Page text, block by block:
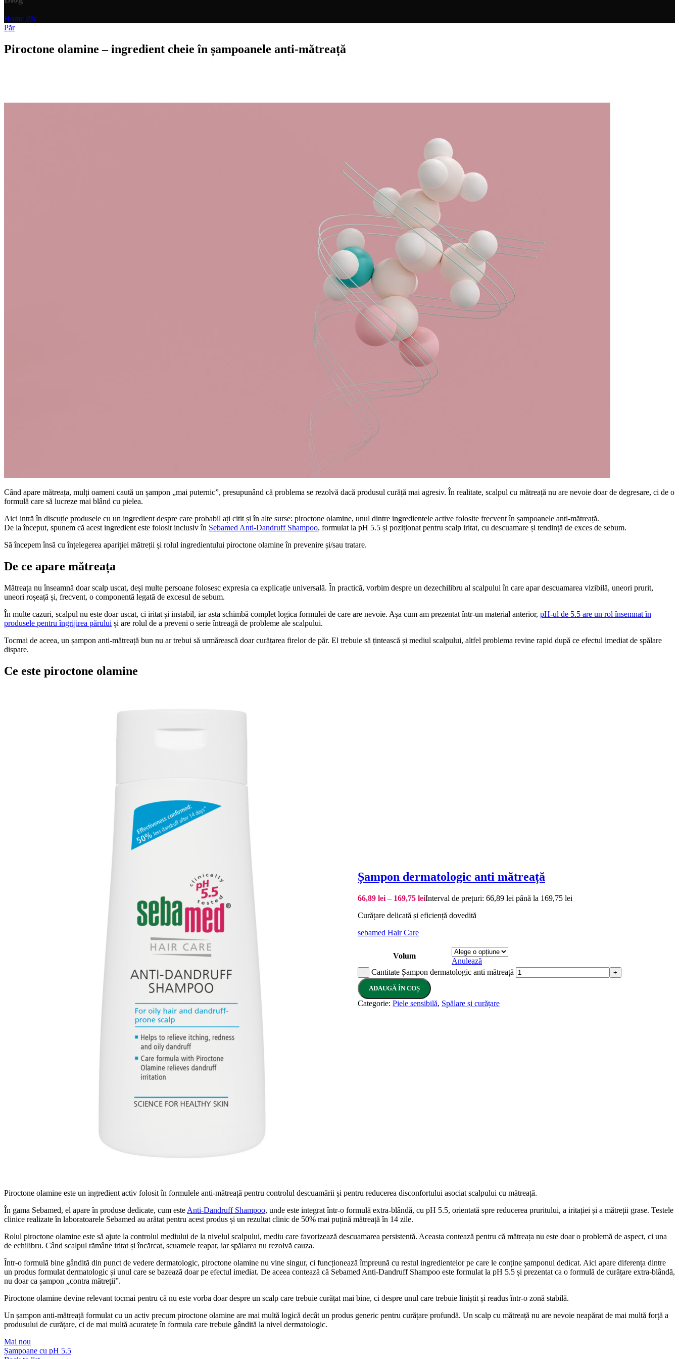
Home Păr
Păr
Piroctone olamine – ingredient cheie în șampoanele anti-mătreață
Când apare mătreața, mulți oameni caută un șampon „mai puternic”, presupunând că problema se rezolvă dacă produsul curăță mai agresiv. În realitate, scalpul cu mătreață nu are nevoie doar de degresare, ci de o
formulă care să lucreze mai blând cu pielea.
Aici intră în discuție produsele cu un ingredient despre care probabil ați citit și în alte surse: piroctone olamine, unul dintre ingredientele active folosite frecvent în șampoanele anti-mătreață.
De la început, spunem că acest ingredient este folosit inclusiv în Sebamed Anti-Dandruff Shampoo, formulat la pH 5.5 și poziționat pentru scalp iritat, cu descuamare și tendință de exces de sebum.
Să începem însă cu înțelegerea apariției mătreții și rolul ingredientului piroctone olamine în prevenire și/sau tratare.
De ce apare mătreața
Mătreața nu înseamnă doar scalp uscat, deși multe persoane folosesc expresia ca explicație universală. În practică, vorbim despre un dezechilibru al scalpului în care apar descuamarea vizibilă, uneori prurit,
uneori roșeață și, frecvent, o componentă legată de excesul de sebum.
În multe cazuri, scalpul nu este doar uscat, ci iritat și instabil, iar asta schimbă complet logica formulei de care are nevoie. Așa cum am prezentat într-un material anterior, pH-ul de 5.5 are un rol însemnat în
produsele pentru îngrijirea părului și are rolul de a preveni o serie întreagă de probleme ale scalpului.
Tocmai de aceea, un șampon anti-mătreață bun nu ar trebui să urmărească doar curățarea firelor de păr. El trebuie să țintească și mediul scalpului, altfel problema revine rapid după ce efectul imediat de spălare
dispare.
Ce este piroctone olamine
Șampon dermatologic anti mătreață
66,89 lei – 169,75 leiInterval de prețuri: 66,89 lei până la 169,75 lei
Curățare delicată și eficiență dovedită
sebamed Hair Care
Volum
Anulează
– Cantitate Șampon dermatologic anti mătreață +
ADAUGĂ ÎN COȘ
Categorie: Piele sensibilă, Spălare și curățare
Piroctone olamine este un ingredient activ folosit în formulele anti-mătreață pentru controlul descuamării și pentru reducerea disconfortului asociat scalpului cu mătreață.
În gama Sebamed, el apare în produse dedicate, cum este Anti-Dandruff Shampoo, unde este integrat într-o formulă extra-blândă, cu pH 5.5, orientată spre reducerea pruritului, a iritației și a mătreții grase. Testele
clinice realizate în laboratoarele Sebamed au arătat pentru acest produs și un rezultat clinic de 50% mai puțină mătreață în 14 zile.
Rolul piroctone olamine este să ajute la controlul mediului de la nivelul scalpului, mediu care favorizează descuamarea persistentă. Aceasta contează pentru că mătreața nu este doar o problemă de aspect, ci una
de echilibru. Când scalpul rămâne iritat și încărcat, scuamele reapar, iar spălarea nu rezolvă cauza.
Într-o formulă bine gândită din punct de vedere dermatologic, piroctone olamine nu vine singur, ci funcționează împreună cu restul ingredientelor pe care le conține șamponul dedicat. Aici apare diferența dintre
un produs formulat dermatologic și unul care se bazează doar pe efectul imediat. De aceea contează că Sebamed Anti-Dandruff Shampoo este formulat la pH 5.5 și prezentat ca o formulă de curățare extra-blândă,
nu doar ca șampon „contra mătreții”.
Piroctone olamine devine relevant tocmai pentru că nu este vorba doar despre un scalp care trebuie curățat mai bine, ci despre unul care trebuie liniștit și readus într-o zonă stabilă.
Un șampon anti-mătreață formulat cu un activ precum piroctone olamine are mai multă logică decât un produs generic pentru curățare profundă. Un scalp cu mătreață nu are nevoie neapărat de mai multă forță a
produsului de curățare, ci de mai multă acuratețe în formula care trebuie gândită la nivel dermatologic.
Mai nou
Șampoane cu pH 5.5